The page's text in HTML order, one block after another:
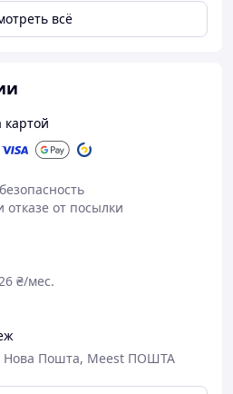
всё
картой
от посылки
₴/мес.
Нова Пошта, Meest ПОШТА